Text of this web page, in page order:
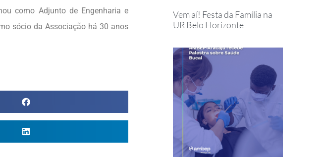
como Adjunto de Engenharia e
sócio da Associação há 30 anos
Vem aí! Festa da Família na
UR Belo Horizonte